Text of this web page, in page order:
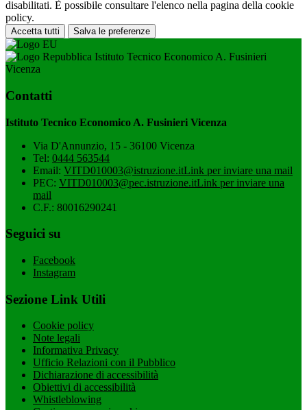
disabilitati. È possibile consultare l'elenco nella pagina della cookie
policy.
Accetta tutti Salva le preferenze
Istituto Tecnico Economico A. Fusinieri
Vicenza
Contatti
Istituto Tecnico Economico A. Fusinieri Vicenza
Via D'Annunzio, 15 - 36100 Vicenza
Tel: 0444 563544
Email: VITD010003@istruzione.itLink per inviare una mail
PEC: VITD010003@pec.istruzione.itLink per inviare una
mail
C.F.: 80016290241
Seguici su
Facebook
Instagram
Sezione Link Utili
Cookie policy
Note legali
Informativa Privacy
Ufficio Relazioni con il Pubblico
Dichiarazione di accessibilità
Obiettivi di accessibilità
Whistleblowing